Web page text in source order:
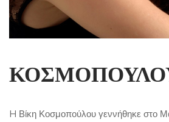
H Βίκη Κοσμοπούλου γεννήθηκε στο